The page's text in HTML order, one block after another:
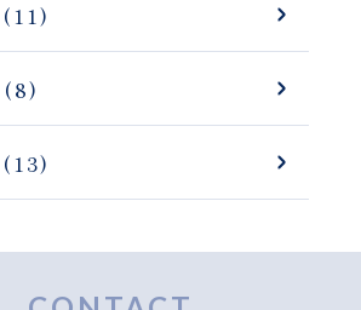
(11)
(8)
(13)